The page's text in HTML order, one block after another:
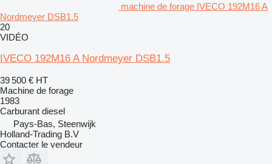
machine de forage IVECO 192M16 A
Nordmeyer DSB1.5
20
VIDÉO
IVECO 192M16 A Nordmeyer DSB1.5
39 500 € HT
Machine de forage
1983
Carburant diesel
Pays-Bas, Steenwijk
Holland-Trading B.V
Contacter le vendeur